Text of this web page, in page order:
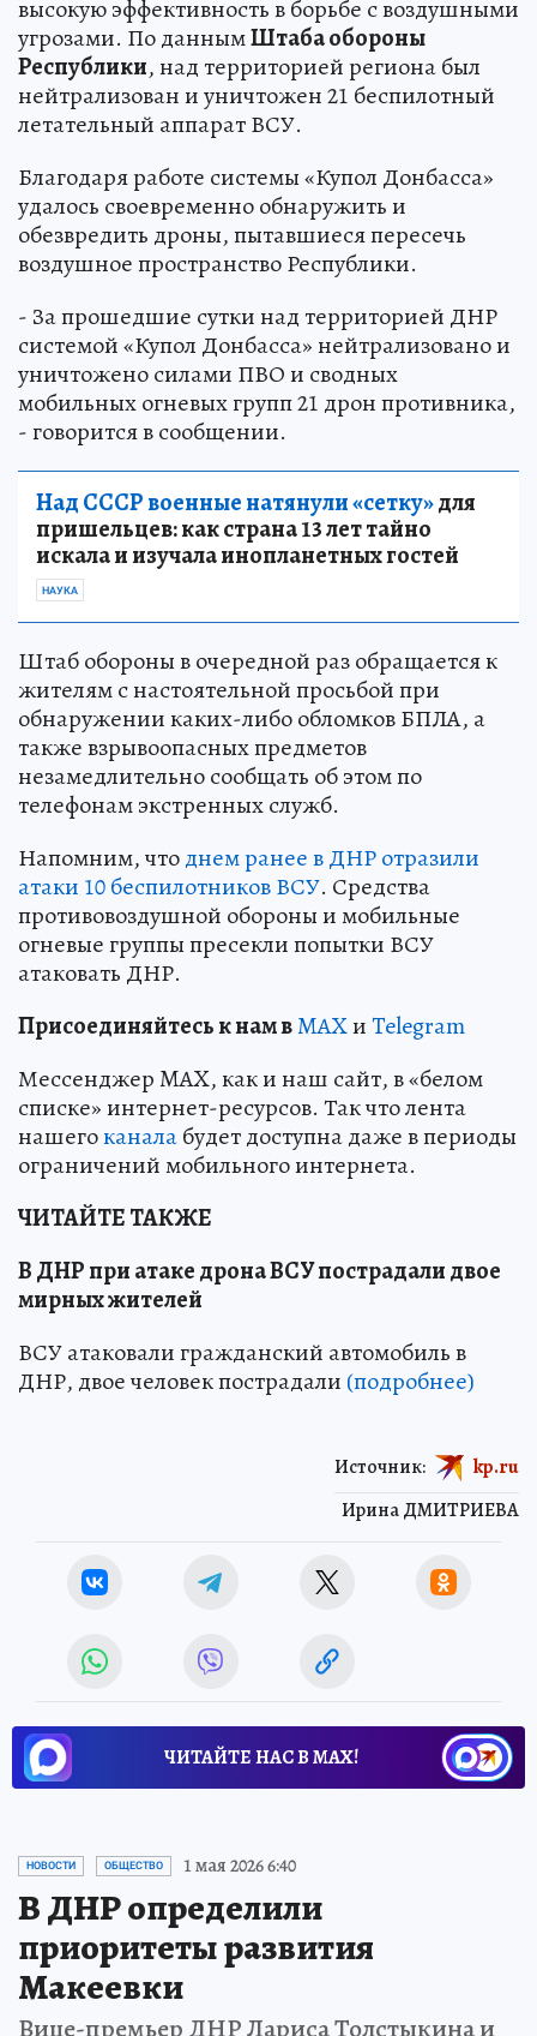
высокую эффективность в борьбе с воздушными
угрозами. По даннымШтаба обороны
Республики, над территорией региона был
нейтрализован и уничтожен 21 беспилотный
летательный аппарат ВСУ.
Благодаря работе системы «Купол Донбасса»
удалось своевременно обнаружить и
обезвредить дроны, пытавшиеся пересечь
воздушное пространство Республики.
- За прошедшие сутки над территорией ДНР
системой «Купол Донбасса» нейтрализовано и
уничтожено силами ПВО и сводных
мобильных огневых групп 21 дрон противника,
- говорится в сообщении.
Над СССР военные натянули «сетку»для
пришельцев: как страна 13 лет тайно
искала и изучала инопланетных гостей
НАУКА
Штаб обороны в очередной раз обращается к
жителям с настоятельной просьбой при
обнаружении каких-либо обломков БПЛА, а
также взрывоопасных предметов
незамедлительно сообщать об этом по
телефонам экстренных служб.
Напомним, чтоднем ранее в ДНР отразили
атаки 10 беспилотников ВСУ. Средства
противовоздушной обороны и мобильные
огневые группы пресекли попытки ВСУ
атаковать ДНР.
Присоединяйтесь к нам вMAXиTelegram
Мессенджер MAX, как и наш сайт, в «белом
списке» интернет-ресурсов. Так что лента
нашегоканалабудет доступна даже в периоды
ограничений мобильного интернета.
ЧИТАЙТЕ ТАКЖЕ
В ДНР при атаке дрона ВСУ пострадали двое
мирных жителей
ВСУ атаковали гражданский автомобиль в
ДНР, двое человек пострадали (подробнее)
Ирина ДМИТРИЕВА
Источник: kp.ru
ЧИТАЙТЕ НАС В МАХ!
НОВОСТИ ОБЩЕСТВО 1 мая 2026 6:40
В ДНР определили
приоритеты развития
Макеевки